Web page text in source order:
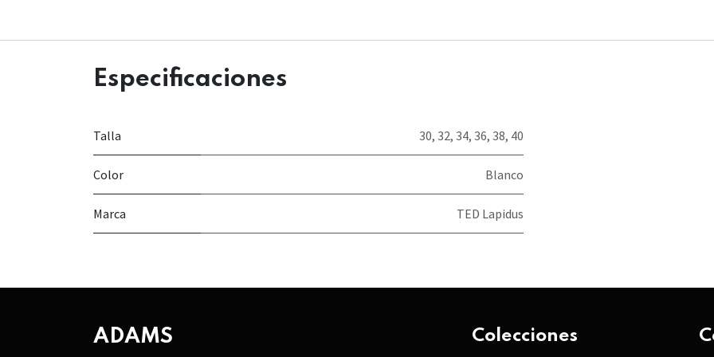
Especificaciones
Talla 30, 32, 34, 36, 38, 40
Color Blanco
Marca TED Lapidus
ADAMS Colecciones